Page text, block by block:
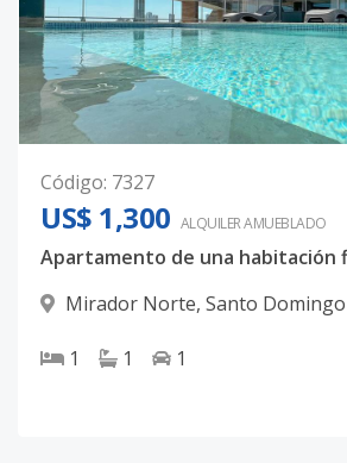
Código: 7327
US$ 1,300 ALQUILERAMUEBLADO
Mirador Norte, Santo Domingo
1 1 1